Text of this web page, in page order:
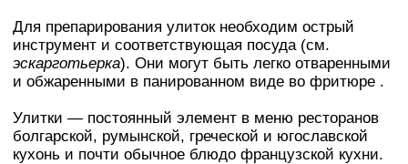
Для препарирования улиток необходим острый
инструмент и соответствующая посуда (см.
эскарготьерка). Они могут быть легко отваренными
и обжаренными в панированном виде во фритюре .
Улитки — постоянный элемент в меню ресторанов
болгарской, румынской, греческой и югославской
кухонь и почти обычное блюдо французской кухни.